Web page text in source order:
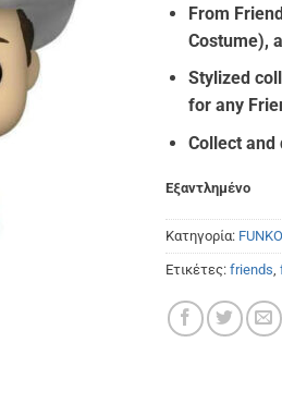
From
Costume),
Stylized
for any
Collect and
Εξαντλημένο
Κατηγορία:
Ετικέτες: friends